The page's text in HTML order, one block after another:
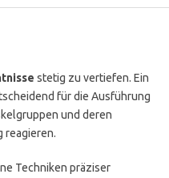
stetig zu vertiefen. Ein
für die Ausführung
und deren
reagieren.
Techniken präziser